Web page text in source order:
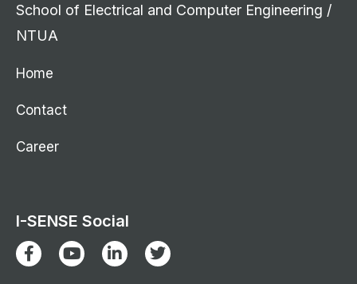
School of Electrical and Computer Engineering /
NTUA
Home
Contact
Career
I-SENSE Social